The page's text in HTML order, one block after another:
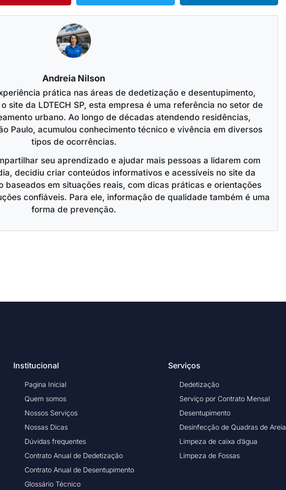
Andreia Nilson
prática nas áreas de dedetização e desentupimento,
site da LDTECH SP, esta empresa é uma referência no setor de
urbano. Ao longo de décadas atendendo residências,
Paulo, acumulou conhecimento técnico e vivência em diversos
tipos de ocorrências.
seu aprendizado e ajudar mais pessoas a lidarem com
decidiu criar conteúdos informativos e acessíveis no site da
baseados em situações reais, com dicas práticas e orientações
confiáveis. Para ele, informação de qualidade também é uma
forma de prevenção.
Institucional
Pagina Inicial
Quem somos
Nossos Serviços
Nossas Dicas
Dúvidas frequentes
Contrato Anual de Dedetização
Contrato Anual de Desentupimento
Glossário Técnico
Serviços
Dedetização
Serviço por Contrato Mensal
Desentupimento
Desinfecção de Quadras de Areia
Limpeza de caixa d’água
Limpeza de Fossas